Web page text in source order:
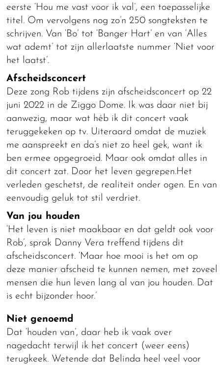
eerste ‘Hou me vast voor ik val’, een toepasselijke
titel. Om vervolgens nog zo’n 250 songteksten te
schrijven. Van ‘Bo’ tot ‘Banger Hart’ en van ‘Alles
wat ademt’ tot zijn allerlaatste nummer ‘Niet voor
het laatst’.
Afscheidsconcert
Deze zong Rob tijdens zijn afscheidsconcert op 22
juni 2022 in de Ziggo Dome. Ik was daar niet bij
aanwezig, maar wat héb ik dit concert vaak
teruggekeken op tv. Uiteraard omdat de muziek
me aanspreekt en da’s niet zo heel gek, want ik
ben ermee opgegroeid. Maar ook omdat alles in
dit concert zat. Door het leven gegrepen.Het
verleden geschetst, de realiteit onder ogen. En van
eenvoudig geluk tot stil verdriet.
Van jou houden
‘Het leven is niet maakbaar en dat geldt ook voor
Rob’, sprak Danny Vera treffend tijdens dit
afscheidsconcert. ‘Maar hoe mooi is het om op
deze manier afscheid te kunnen nemen, met zoveel
mensen die hun leven lang al van jou houden. Dat
is echt bijzonder hoor.’
Niet genoemd
Dat ‘houden van’, daar heb ik vaak over
nagedacht terwijl ik het concert (weer eens)
terugkeek. Wetende dat Belinda heel veel voor